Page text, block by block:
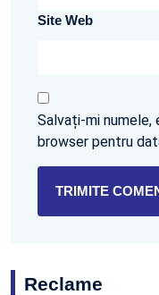
Site Web
Salvați-mi
browser pentru
Reclame